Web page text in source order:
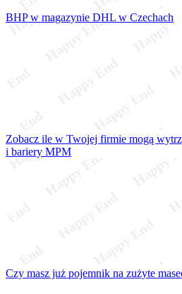
BHP w magazynie DHL w Czechach
Zobacz ile w Twojej firmie mogą
i bariery MPM
Czy masz już pojemnik na zużyte